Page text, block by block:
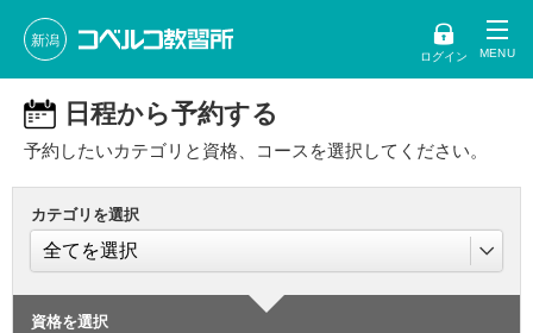
新潟
ログイン
日程から予約する
予約したいカテゴリと資格、コースを選択してください。
カテゴリを選択
資格を選択